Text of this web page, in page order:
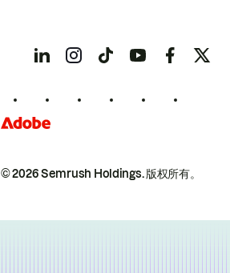
© 2026 Semrush Holdings.版权所有。